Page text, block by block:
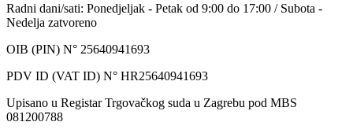
Radni dani/sati: Ponedjeljak - Petak od 9:00 do 17:00 / Subota -
Nedelja zatvoreno
OIB (PIN) N° 25640941693
PDV ID (VAT ID) N° HR25640941693
Upisano u Registar Trgovačkog suda u Zagrebu pod MBS
081200788